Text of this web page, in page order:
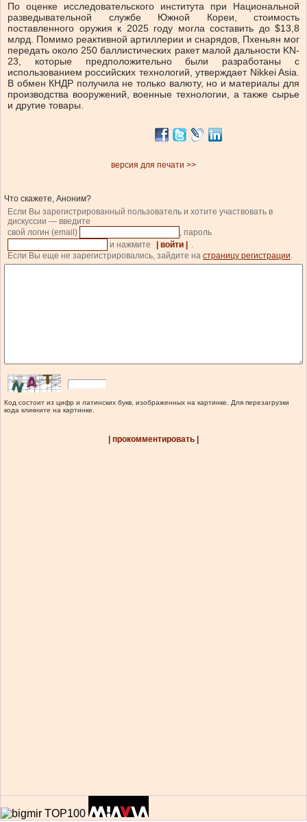
По оценке исследовательского института при Национальной
разведывательной службе Южной Кореи, стоимость
поставленного оружия к 2025 году могла составить до $13,8
млрд. Помимо реактивной артиллерии и снарядов, Пхеньян мог
передать около 250 баллистических ракет малой дальности KN-
23, которые предположительно были разработаны с
использованием российских технологий, утверждает Nikkei Asia.
В обмен КНДР получила не только валюту, но и материалы для
производства вооружений, военные технологии, а также сырье
и другие товары.
версия для печати >>
Что скажете, Аноним?
Если Вы зарегистрированный пользователь и хотите участвовать в
дискуссии — введите
свой логин (email)
, пароль
и нажмите
| войти |
.
Если Вы еще не зарегистрировались, зайдите на страницу регистрации.
Код состоит из цифр и латинских букв, изображенных на картинке. Для перезагрузки
кода кликните на картинке.
| прокомментировать |